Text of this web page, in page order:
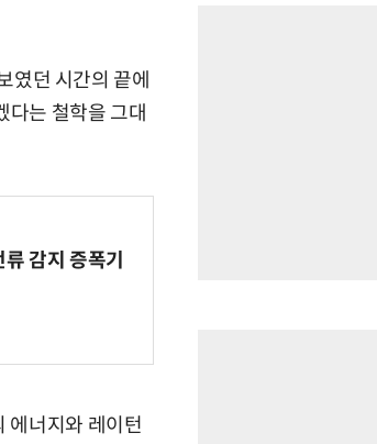
였던 시간의 끝에
다는 철학을 그대
감지 증폭기
에너지와 레이턴